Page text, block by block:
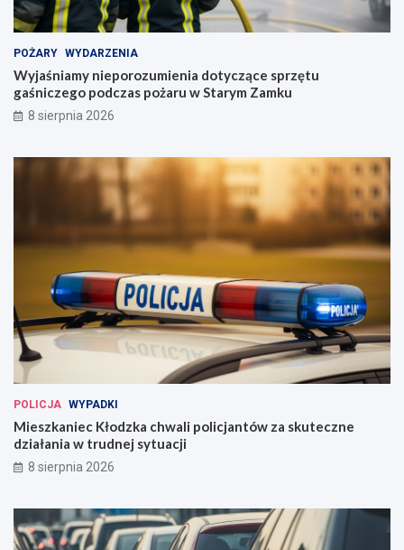
POŻARY WYDARZENIA
Wyjaśniamy nieporozumienia dotyczące sprzętu
gaśniczego podczas pożaru w Starym Zamku
8 sierpnia 2026
POLICJA WYPADKI
Mieszkaniec Kłodzka chwali policjantów za skuteczne
działania w trudnej sytuacji
8 sierpnia 2026